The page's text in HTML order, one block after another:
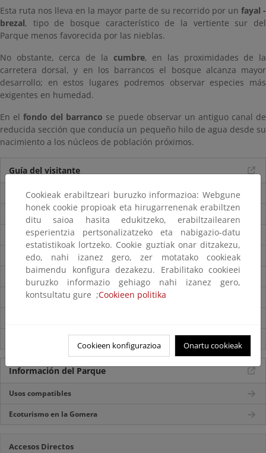
Esta ruta nos lleva en la mayor parte de su recorrido por un fayal -
brezal, tipo de bosque característico de la vertiente sur del
Parque menos favorecida por las nieblas.
No obstante, cerca de la cumbre, en las proximidades de la
carretera dorsal, y en los barrancos el bosque alcanza mayor
desarrollo; en estos lugares podremos observar especies más
exigentes en humedad.
En elfondo del barranco se puede observar un antiguo canal de
reducida sección que conducía un pequeño hilo de agua desde su
nacimiento a los núcleos de población próximos.
Guía del visitante
Guía del Parque
Folleto del parque
Accesos
Mapa del Parque
Centros de visitantes
Itinerarios
Servicios externos
Información del Parque
Usos compatibles
Ecoturismo en la Gomera
Accesos Directos
Cookieak erabiltzeari buruzko informazioa: Webgune
honek cookie propioak eta hirugarrenenak erabiltzen
ditu saioa hasita edukitzeko, erabiltzailearen
esperientzia pertsonalizatzeko eta nabigazio-datu
estatistikoak lortzeko. Cookie guztiak onar ditzakezu,
edo, nahi izanez gero, zer motatako cookieak
baimendu konfigura dezakezu. Erabilitako cookieei
buruzko informazio gehiago nahi izanez gero,
kontsultatu gure ;Cookieen politika
Cookieen konfigurazioa Onartu cookieak